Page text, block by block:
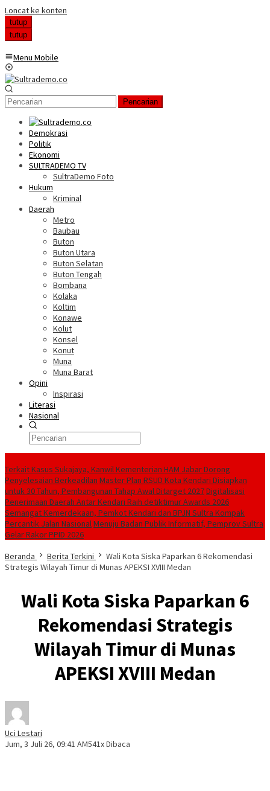
Loncat ke konten
tutup
tutup
Menu Mobile
Pencarian
Demokrasi
Politik
Ekonomi
SULTRADEMO TV
SultraDemo Foto
Hukum
Kriminal
Daerah
Metro
Baubau
Buton
Buton Utara
Buton Selatan
Buton Tengah
Bombana
Kolaka
Koltim
Konawe
Kolut
Konsel
Konut
Muna
Muna Barat
Opini
Inspirasi
Literasi
Nasional
‎Terkait Kasus Sukajaya, Kanwil Kementerian HAM Jabar ‎Dorong
Penyelesaian Berkeadilan Master Plan RSUD Kota Kendari Disiapkan
untuk 30 Tahun, Pembangunan Tahap Awal Ditarget 2027Digitalisasi
Penerimaan Daerah Antar Kendari Raih detiktimur Awards 2026
Semangat Kemerdekaan, Pemkot Kendari dan BPJN Sultra Kompak
Percantik Jalan NasionalMenuju Badan Publik Informatif, Pemprov Sultra
Gelar Rakor PPID 2026
Beranda
Berita Terkini
Wali Kota Siska Paparkan 6 Rekomendasi
Strategis Wilayah Timur di Munas APEKSI XVIII Medan
Wali Kota Siska Paparkan 6
Rekomendasi Strategis
Wilayah Timur di Munas
APEKSI XVIII Medan
Uci Lestari
Jum, 3 Juli 26, 09:41 AM541x Dibaca